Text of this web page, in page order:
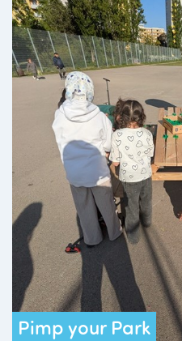
Pimp your Park